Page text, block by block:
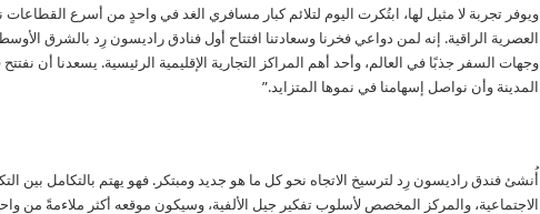
ويوفر تجربة لا مثيل لها، ابتُكرت اليوم لتلائم كبار مسافري الغد في واحدٍ من أسرع القطاعات
العصرية الراقية. إنه لمن دواعي فخرنا وسعادتنا افتتاح أول فنادق راديسون رِد بالشرق
وجهات السفر جذبًا في العالم، وأحد أهم المراكز التجارية الإقليمية الرئيسية. يسعدنا أن
المدينة وأن نواصل إسهامنا في نموها المتزايد.”
أُنشئ فندق راديسون رِد لترسيخ الاتجاه نحو كل ما هو جديد ومبتكر. فهو يهتم بالتكامل بين
الاجتماعية، والمركز المخصص لأسلوب تفكير جيل الألفية، وسيكون موقعه أكثر ملاءمةً من